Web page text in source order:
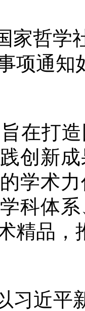
家哲学
项通知
旨在打
创新
学术
科体
精品，
习近平